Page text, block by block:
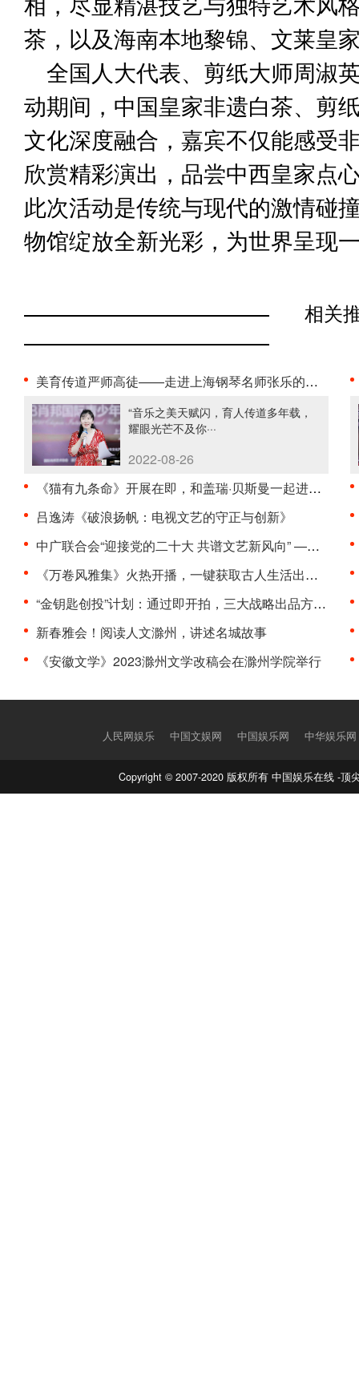
茶，以及海南本地黎锦、文莱皇
全国人大代表、剪纸大师周淑
动期间，中国皇家非遗白茶、剪
文化深度融合，嘉宾不仅能感受
欣赏精彩演出，品尝中西皇家点
此次活动是传统与现代的激情碰
物馆绽放全新光彩，为世界呈现
相关
美育传道严师高徒——走进上海钢琴名师张乐的音乐世···
“音乐之美天赋闪，育人传道多年载，
耀眼光芒不及你···
2022-08-26
《猫有九条命》开展在即，和盖瑞·贝斯曼一起进入奇···
吕逸涛《破浪扬帆：电视文艺的守正与创新》
中广联合会“迎接党的二十大 共谱文艺新风向” ——···
《万卷风雅集》火热开播，一键获取古人生活出游模板
“金钥匙创投”计划：通过即开拍，三大战略出品方为···
新春雅会！阅读人文滁州，讲述名城故事
《安徽文学》2023滁州文学改稿会在滁州学院举行
人民网娱乐 中国文娱网 中国娱乐网 中华娱乐网
Copyright © 2007-2020 版权所有 中国娱乐在线 -顶